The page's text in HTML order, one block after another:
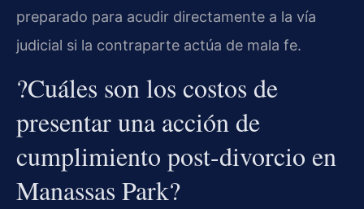
preparado para acudir directamente a la vía
judicial si la contraparte actúa de mala fe.
?Cuáles son los costos de
presentar una acción de
cumplimiento post-divorcio en
Manassas Park?